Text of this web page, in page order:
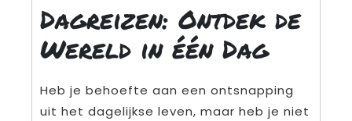
Dagreizen: Ontdek de
Wereld in één Dag
Heb je behoefte aan een ontsnapping
uit het dagelijkse leven, maar heb je niet